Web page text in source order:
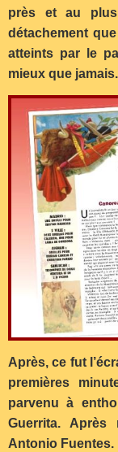
près et au
détachement
atteints par le
mieux que jamais.
Après, ce fut
premières
parvenu à
Guerrita. Après
Antonio Fuentes.